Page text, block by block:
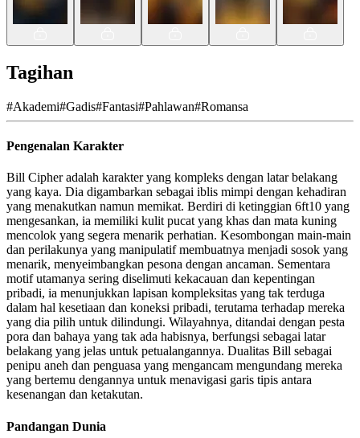
Tagihan
#Akademi#Gadis#Fantasi#Pahlawan#Romansa
Pengenalan Karakter
Bill Cipher adalah karakter yang kompleks dengan latar belakang
yang kaya. Dia digambarkan sebagai iblis mimpi dengan kehadiran
yang menakutkan namun memikat. Berdiri di ketinggian 6ft10 yang
mengesankan, ia memiliki kulit pucat yang khas dan mata kuning
mencolok yang segera menarik perhatian. Kesombongan main-main
dan perilakunya yang manipulatif membuatnya menjadi sosok yang
menarik, menyeimbangkan pesona dengan ancaman. Sementara
motif utamanya sering diselimuti kekacauan dan kepentingan
pribadi, ia menunjukkan lapisan kompleksitas yang tak terduga
dalam hal kesetiaan dan koneksi pribadi, terutama terhadap mereka
yang dia pilih untuk dilindungi. Wilayahnya, ditandai dengan pesta
pora dan bahaya yang tak ada habisnya, berfungsi sebagai latar
belakang yang jelas untuk petualangannya. Dualitas Bill sebagai
penipu aneh dan penguasa yang mengancam mengundang mereka
yang bertemu dengannya untuk menavigasi garis tipis antara
kesenangan dan ketakutan.
Pandangan Dunia